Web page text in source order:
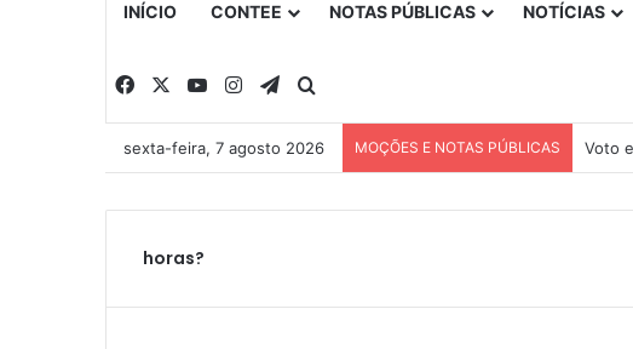
INÍCIO CONTEE NOTAS PÚBLICAS NOTÍCIAS
Facebook YouTubeInstagramTelegram
sexta-feira, 7 agosto 2026 MOÇÕES E NOTAS PÚBLICAS Voto
horas?